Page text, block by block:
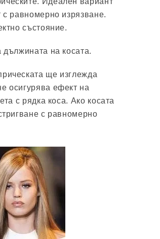
равномерно изрязване.
състояние.
на косата.
ще изглежда
осигурява ефект на
с рядка коса. Ако косата
с равномерно